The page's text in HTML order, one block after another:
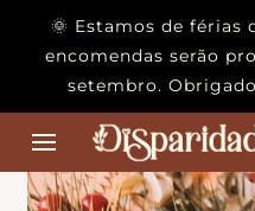
🌞 Estamos de férias
encomendas serão
setembro.
IR PARA A
INFORMAÇÃO